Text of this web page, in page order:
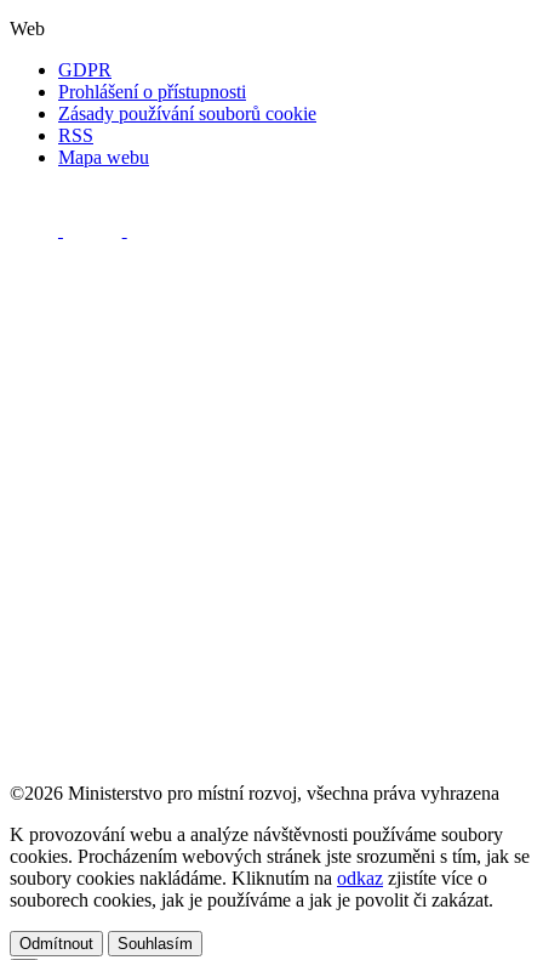
Web
GDPR
Prohlášení o přístupnosti
Zásady používání souborů cookie
RSS
Mapa webu
©2026 Ministerstvo pro místní rozvoj, všechna práva vyhrazena
K provozování webu a analýze návštěvnosti používáme soubory
cookies. Procházením webových stránek jste srozuměni s tím, jak se
soubory cookies nakládáme. Kliknutím na odkaz zjistíte více o
souborech cookies, jak je používáme a jak je povolit či zakázat.
Odmítnout
Souhlasím